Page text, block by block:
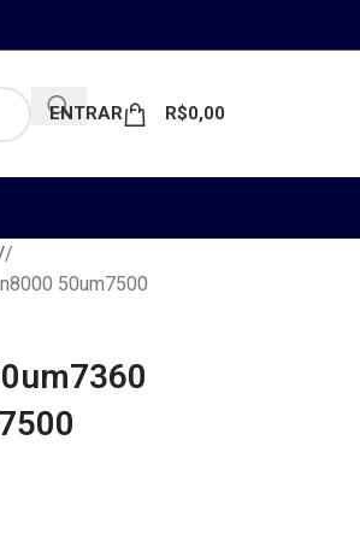
ENTRAR R$0,00
50um7500